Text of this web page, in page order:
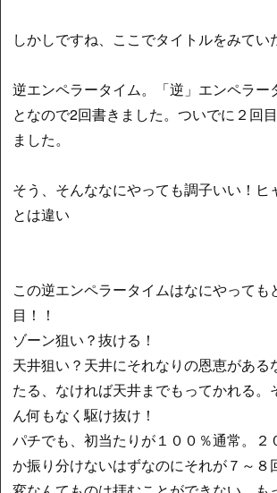
しかしですね、ここでタイトルをみてい
逆エンペラータイム。「逆」エンペラー
となので2回書きました。ついでに２回
ました。
そう、そんななにやっても調子いい！ヒ
とは違い
この逆エンペラータイムはなにやっても
目！！
ゾーン狙い？抜ける！
天井狙い？天井にそれなりの恩恵がある
たる、なければ天井までもってかれる。
ん何もなく駆け抜け！
パチでも、初当たりが１００％通常。２
か振り分けないはずなのにそれが７～８